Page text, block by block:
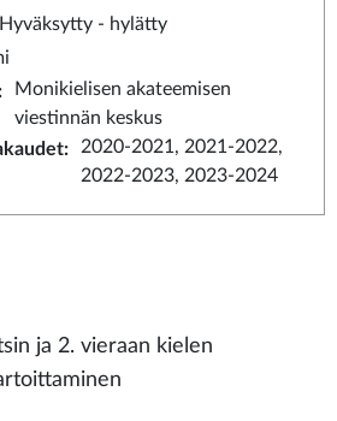
Hyväksytty - hylätty
:
Monikielisen akateemisen
viestinnän keskus
:
2020-2021, 2021-2022,
2022-2023, 2023-2024
ja 2. vieraan kielen